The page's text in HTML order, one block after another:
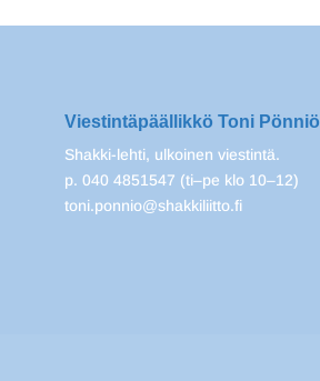
Viestintäpäällikkö Toni Pönniö
Shakki-lehti, ulkoinen viestintä.
p. 040 4851547 (ti–pe klo 10–12)
toni.ponnio@shakkiliitto.fi